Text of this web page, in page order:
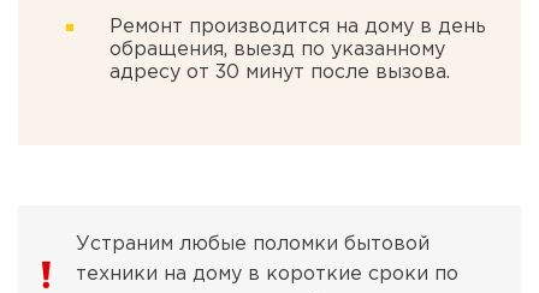
Ремонт производится на дому в день
обращения, выезд по указанному
адресу от 30 минут после вызова.
Устраним любые поломки бытовой
техники на дому в короткие сроки по